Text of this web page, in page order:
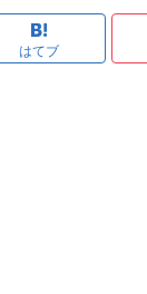
はてブ